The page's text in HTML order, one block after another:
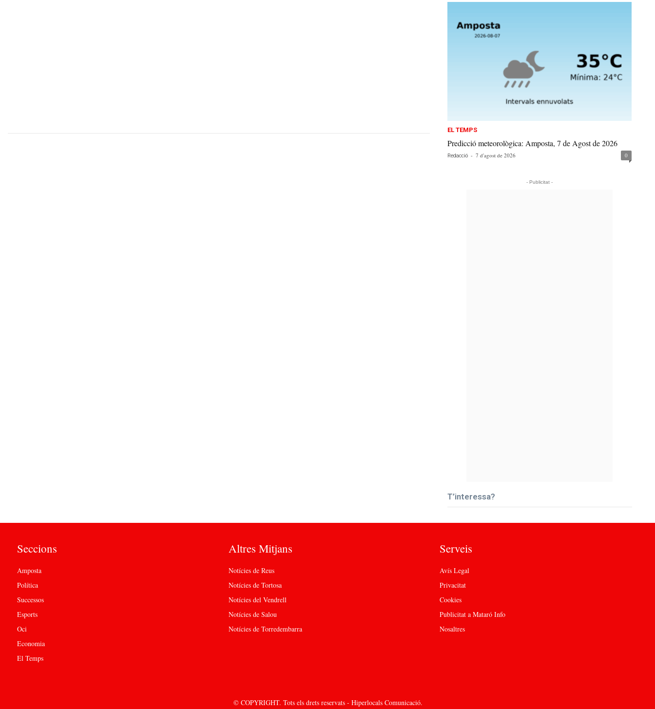
EL TEMPS
Predicció meteorològica: Amposta, 7 de Agost de 2026
Redacció - 7 d'agost de 2026 0
- Publicitat -
T’interessa?
Seccions
Amposta
Política
Successos
Esports
Oci
Economia
El Temps
Altres Mitjans
Notícies de Reus
Notícies de Tortosa
Notícies del Vendrell
Notícies de Salou
Notícies de Torredembarra
Serveis
Avís Legal
Privacitat
Cookies
Publicitat a Mataró Info
Nosaltres
© COPYRIGHT. Tots els drets reservats - Hiperlocals Comunicació.